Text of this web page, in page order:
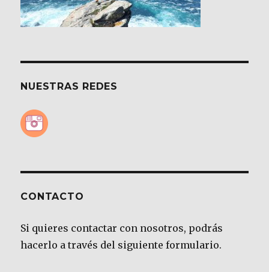
NUESTRAS REDES
CONTACTO
Si quieres contactar con nosotros, podrás
hacerlo a través del siguiente formulario.